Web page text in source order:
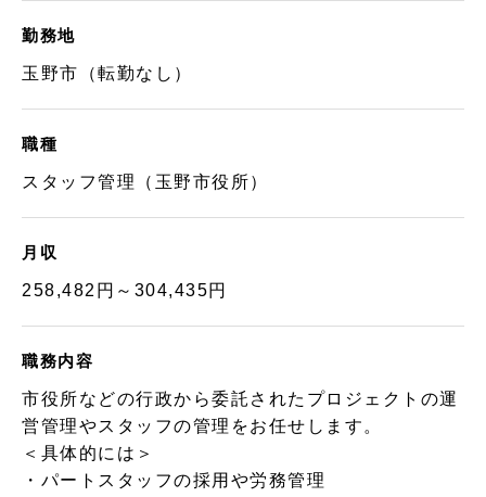
勤務地
玉野市（転勤なし）
職種
スタッフ管理（玉野市役所）
月収
258,482円～304,435円
職務内容
市役所などの行政から委託されたプロジェクトの運
営管理やスタッフの管理をお任せします。
＜具体的には＞
・パートスタッフの採用や労務管理